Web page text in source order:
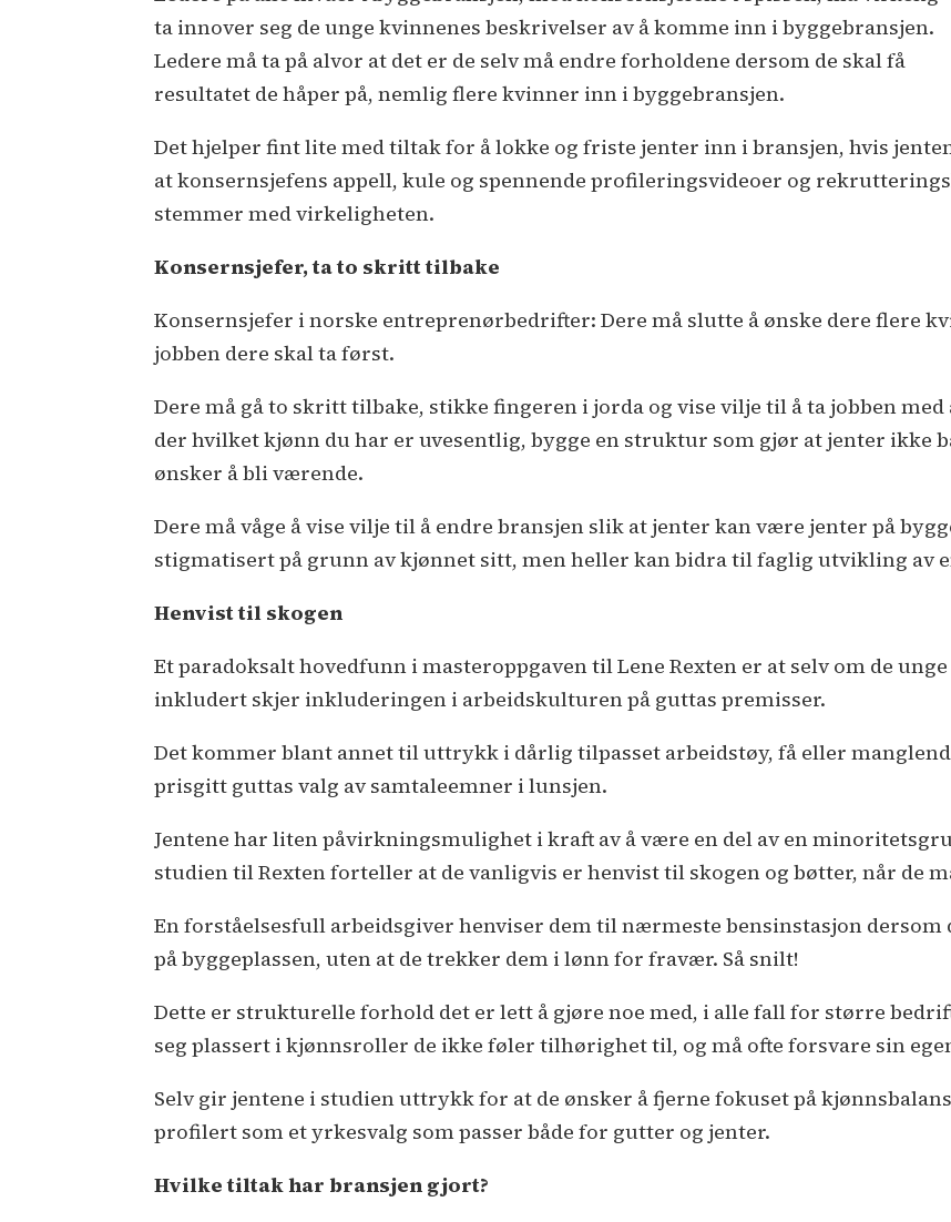
ta innover seg de unge kvinnenes beskrivelser av å komme inn i byggebransjen.
Ledere må ta på alvor at det er de selv må endre forholdene dersom de skal få
resultatet de håper på, nemlig flere kvinner inn i byggebransjen.
Det hjelper fint lite med tiltak for å lokke og friste jenter inn i bransjen, hvis
at konsernsjefens appell, kule og spennende profileringsvideoer og
stemmer med virkeligheten.
Konsernsjefer, ta to skritt tilbake
Konsernsjefer i norske entreprenørbedrifter: Dere må slutte å ønske dere flere
jobben dere skal ta først.
Dere må gå to skritt tilbake, stikke fingeren i jorda og vise vilje til å ta jobben
der hvilket kjønn du har er uvesentlig, bygge en struktur som gjør at jenter ikke
ønsker å bli værende.
Dere må våge å vise vilje til å endre bransjen slik at jenter kan være jenter på
stigmatisert på grunn av kjønnet sitt, men heller kan bidra til faglig utvikling av
Henvist til skogen
Et paradoksalt hovedfunn i masteroppgaven til Lene Rexten er at selv om de
inkludert skjer inkluderingen i arbeidskulturen på guttas premisser.
Det kommer blant annet til uttrykk i dårlig tilpasset arbeidstøy, få eller
prisgitt guttas valg av samtaleemner i lunsjen.
Jentene har liten påvirkningsmulighet i kraft av å være en del av en
studien til Rexten forteller at de vanligvis er henvist til skogen og bøtter, når de
En forståelsesfull arbeidsgiver henviser dem til nærmeste bensinstasjon
på byggeplassen, uten at de trekker dem i lønn for fravær. Så snilt!
Dette er strukturelle forhold det er lett å gjøre noe med, i alle fall for større
seg plassert i kjønnsroller de ikke føler tilhørighet til, og må ofte forsvare sin
Selv gir jentene i studien uttrykk for at de ønsker å fjerne fokuset på
profilert som et yrkesvalg som passer både for gutter og jenter.
Hvilke tiltak har bransjen gjort?